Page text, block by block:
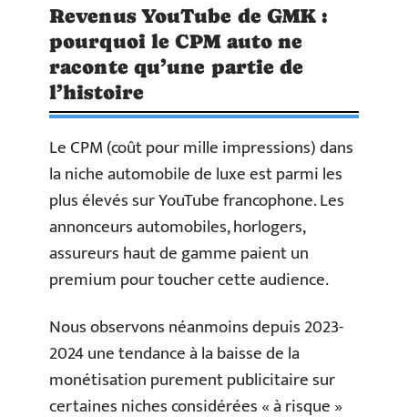
Revenus YouTube de GMK :
pourquoi le CPM auto ne
raconte qu’une partie de
l’histoire
Le CPM (coût pour mille impressions) dans
la niche automobile de luxe est parmi les
plus élevés sur YouTube francophone. Les
annonceurs automobiles, horlogers,
assureurs haut de gamme paient un
premium pour toucher cette audience.
Nous observons néanmoins depuis 2023-
2024 une tendance à la baisse de la
monétisation purement publicitaire sur
certaines niches considérées « à risque »